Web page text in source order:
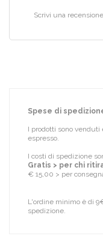
Scrivi una
Spese di
I prodotti sono
espresso.
I costi di spedizione
Gratis > per chi
€ 15,00 > per
L'ordine minimo è di
spedizione.